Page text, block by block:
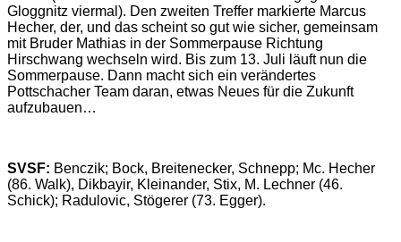
Gloggnitz viermal). Den zweiten Treffer markierte Marcus
Hecher, der, und das scheint so gut wie sicher, gemeinsam
mit Bruder Mathias in der Sommerpause Richtung
Hirschwang wechseln wird. Bis zum 13. Juli läuft nun die
Sommerpause. Dann macht sich ein verändertes
Pottschacher Team daran, etwas Neues für die Zukunft
aufzubauen…
SVSF: Benczik; Bock, Breitenecker, Schnepp; Mc. Hecher
(86. Walk), Dikbayir, Kleinander, Stix, M. Lechner (46.
Schick); Radulovic, Stögerer (73. Egger).